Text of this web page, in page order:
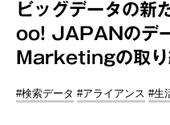
ビッグデータの新
oo! JAPANのデ
Marketingの取り
#検索データ #アライアンス #生